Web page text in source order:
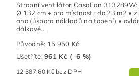
Stropní ventilátor CasaFan
Ø 132 cm • pro místnosti: do 23 m2 •
ano (úspora nákladů na topení) •
dálkové...
Původně: 15 950 Kč
Ušetříte:961 Kč (–6 %)
12 387,60 Kč bez DPH